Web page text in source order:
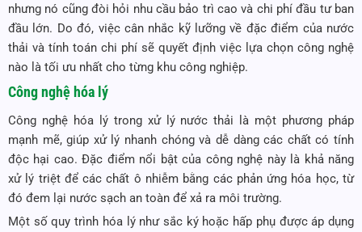
nhưng nó cũng đòi hỏi nhu cầu bảo trì cao và chi phí đầu tư ban
đầu lớn. Do đó, việc cân nhắc kỹ lưỡng về đặc điểm của nước
thải và tính toán chi phí sẽ quyết định việc lựa chọn công nghệ
nào là tối ưu nhất cho từng khu công nghiệp.
Công nghệ hóa lý
Công nghệ hóa lý trong xử lý nước thải là một phương pháp
mạnh mẽ, giúp xử lý nhanh chóng và dễ dàng các chất có tính
độc hại cao. Đặc điểm nổi bật của công nghệ này là khả năng
xử lý triệt để các chất ô nhiễm bằng các phản ứng hóa học, từ
đó đem lại nước sạch an toàn để xả ra môi trường.
Một số quy trình hóa lý như sắc ký hoặc hấp phụ được áp dụng